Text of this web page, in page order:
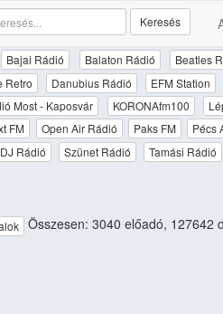
Keresés
Bajai Rádió Balaton Rádió Beatles
Retro Danubius Rádió EFM Station
Most - Kaposvár KORONAfm100
FM Open Air Rádió Paks FM Pécs
Rádió Szünet Rádió Tamási Rádió
Összesen: 3040 előadó, 127642